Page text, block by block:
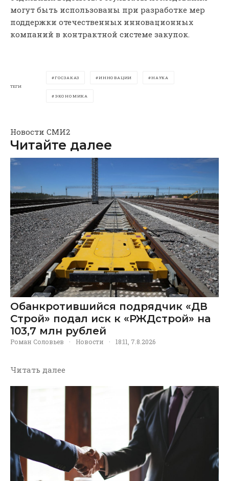
могут быть использованы при разработке мер
поддержки отечественных инновационных
компаний в контрактной системе закупок.
ТЕГИ
ГОСЗАКАЗ ИННОВАЦИИ НАУКА
ЭКОНОМИКА
Новости СМИ2
Читайте далее
Обанкротившийся подрядчик «ДВ
Строй» подал иск к «РЖДстрой» на
103,7 млн рублей
Роман Соловьев · Новости · 18:11, 7.8.2026
Читать далее